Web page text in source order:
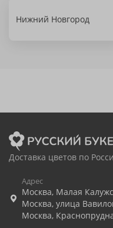
Нижний Новгород
Доставка цветов по
Адрес
Москва, Малая
Москва, улица
Москва,